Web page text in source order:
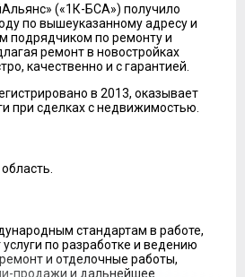
(«1К-БСА») получило
по вышеуказанному адресу и
подрядчиком по ремонту и
ремонт в новостройках
качественно и с гарантией.
в 2013, оказывает
при сделках с недвижимостью.
стандартам в работе,
по разработке и ведению
и отделочные работы,
продажи и дальнейшее